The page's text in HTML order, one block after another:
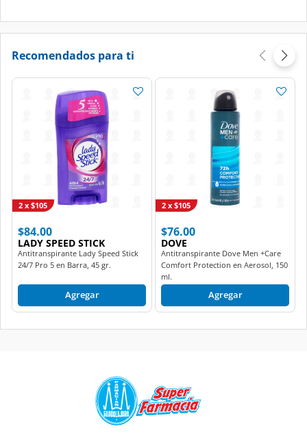
Recomendados para ti
$84.00
LADY SPEED STICK
Antitranspirante Lady Speed Stick
24/7 Pro 5 en Barra, 45 gr.
2 x $105
Agregar
$76.00
DOVE
Antitranspirante Dove Men +Care
Comfort Protection en Aerosol, 150
ml.
2 x $105
Agregar